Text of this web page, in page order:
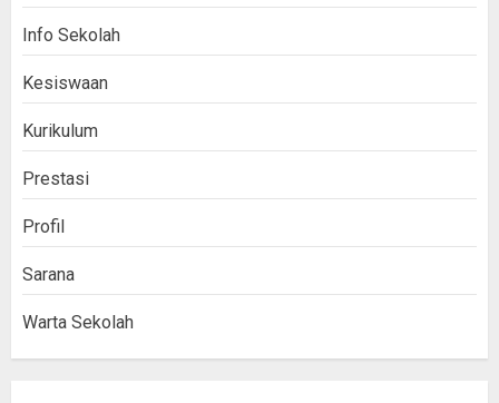
Info Sekolah
Kesiswaan
Kurikulum
Prestasi
Profil
Sarana
Warta Sekolah